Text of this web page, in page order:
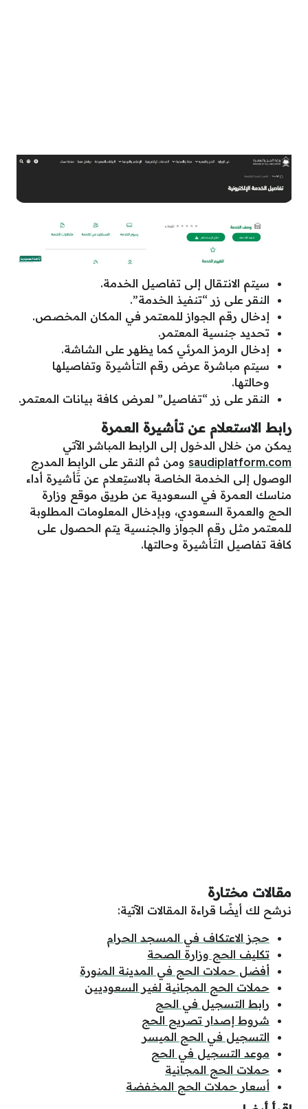
سيتم الانتقال إلى تفاصيل الخدمة.
النقر على زر “تنفيذ الخدمة”.
إدخال رقم الجواز للمعتمر في المكان المخصص.
تحديد جنسية المعتمر.
إدخال الرمز المرئي كما يظهر على الشاشة.
سيتم مباشرة عرض رقم التأشيرة وتفاصيلها
وحالتها.
النقر على زر “تفاصيل” لعرض كافة بيانات المعتمر.
رابط الاستعلام عن تأشيرة العمرة
يمكن من خلال الدخول إلى الرابط المباشر الآتي
saudiplatform.com ومن ثم النقر على الرابِط المدرج
الوصول إلى الخدمة الخاصة بالاستِعلام عن تَأشيرة أداء
مناسك العمرة في السعودية عن طريق موقع وزارة
الحج والعمرة السعودي، وبإدخال المعلومات المطلوبة
للمعتمر مثل رقم الجواز والجنسية يتم الحصول على
كافة تفاصيل التَأشيرة وحالتها.
مقالات مختارة
نرشح لك أيضًا قراءة المقالات الآتية:
حجز الاعتكاف في المسجد الحرام
تكليف الحج وزارة الصحة
أفضل حملات الحج في المدينة المنورة
حملات الحج المجانية لغير السعوديين
رابط التسجيل في الحج
شروط إصدار تصريح الحج
التسجيل في الحج الميسر
موعد التسجيل في الحج
حملات الحج المجانية
أسعار حملات الحج المخفضة